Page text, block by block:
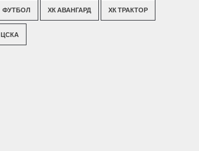
ФУТБОЛ ХК АВАНГАРД ХК ТРАКТОР
ЦСКА